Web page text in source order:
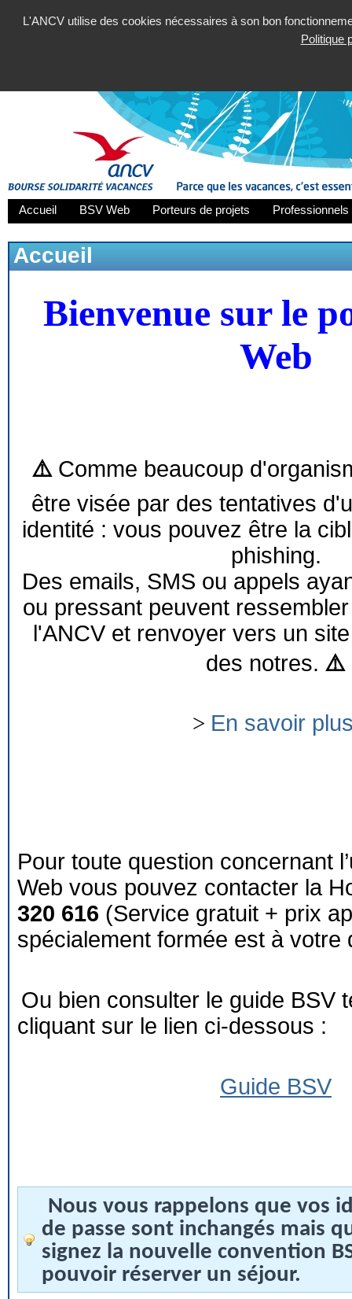
L'ANCV utilise des cookies nécessaires à son bon
Politique
Accueil BSV Web Porteurs de projets
Accueil
Bienvenue sur le
Web
⚠️ Comme beaucoup
être visée par des tentatives
identité : vous pouvez être la
phishing.
Des emails, SMS ou appels
ou pressant peuvent
l'ANCV et renvoyer vers un
des notres. ⚠️
> En savoir
Pour toute question concernant
Web vous pouvez contacter la
320 616 (Service gratuit + prix
spécialement formée est à votre
Ou bien consulter le guide BSV
cliquant sur le lien ci-dessous :
Guide BSV
Nous vous rappelons que vos
de passe sont inchangés mais
signez la nouvelle convention
pouvoir réserver un séjour.